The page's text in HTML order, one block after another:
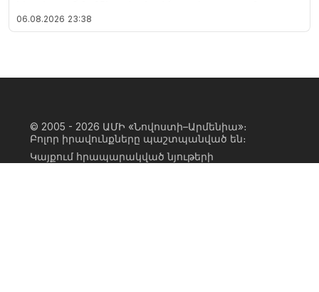
06.08.2026 23:38
© 2005 - 2026 ԱՄԻ «Նովոստի–Արմենիա»։
Բոլոր իրավունքները պաշտպանված են։
Կայքում հրապարակված նյութերի